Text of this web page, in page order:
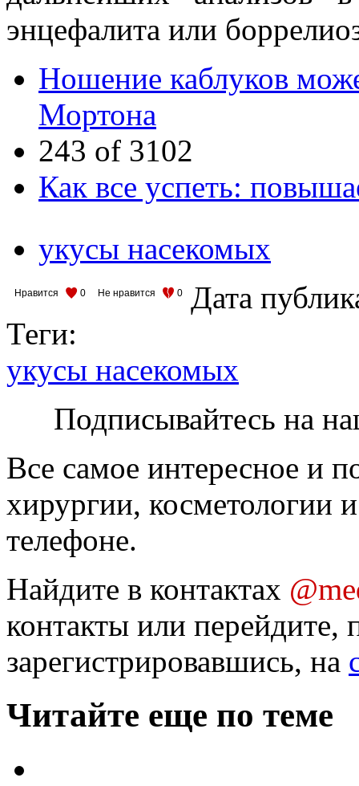
энцефалита или
Ношение каблуков
Мортона
243 of 3102
Как все успеть:
укусы насекомых
Нравится 0 Не нравится 0
Дата
Теги:
укусы насекомых
Подписывайтесь на
Все самое интересное и
хирургии, косметологии
телефоне.
Найдите в контактах
контакты или перейдите,
зарегистрировавшись, на
Читайте еще по теме